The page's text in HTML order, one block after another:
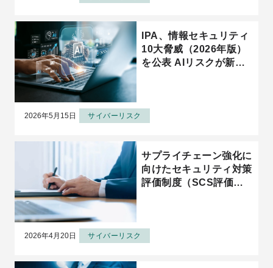
IPA、情報セキュリティ
10大脅威（2026年版）
を公表 AIリスクが新た
2026年5月15日 サイバーリスク
サプライチェーン強化に
向けたセキュリティ対策
評価制度（SCS評価制
2026年4月20日 サイバーリスク